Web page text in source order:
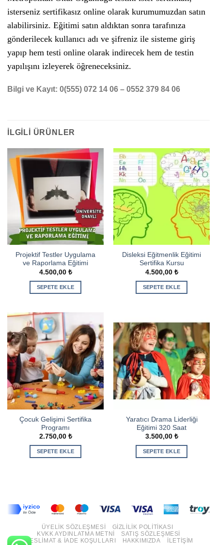
isterseniz sertifikasız online olarak kurumumuzdan satın
alabilirsiniz. Eğitimi satın aldıktan sonra tarafınıza
gönderilecek kullanıcı adı ve şifreniz ile sisteme giriş
yapıp hem testi online olarak indirecek hem de testin
yapılışını izleyerek öğreneceksiniz.
Bilgi ve Kayıt: 0(555) 072 14 06 – 0552 379 84 06
İLGILI ÜRÜNLER
Projektif Testler Uygulama
ve Raporlama Eğitimi
4.500,00 ₺
SEPETE EKLE
Disleksi Eğitmenlik Eğitimi
Sertifika Kursu
4.500,00 ₺
SEPETE EKLE
Çocuk Gelişimi Sertifika
Programı
2.750,00 ₺
SEPETE EKLE
Yaratıcı Drama Liderliği
Eğitimi 320 Saat
3.500,00 ₺
SEPETE EKLE
ÜYELIK SÖZLEŞMESI
GIZLILIK POLITIKASI
KVKK AYDINLATMA METNI
SATIŞ SÖZLEŞMESI
TESLIMAT & İADE KOŞULLARI
HAKKIMIZDA İLETIŞIM